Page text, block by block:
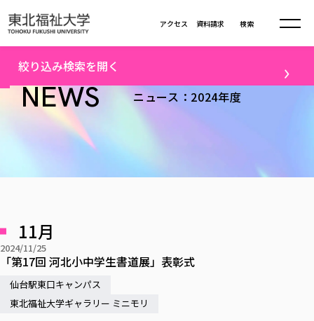
資料請求
アクセス 検索
建学の精神・教育の理念
学長室の窓
教育方針
各種方針
大学の概要
大学の歩み
学生・教職員・卒業生数
大学の取り組み
大学の取り組み
社会連携・研究
カリキュラム編成ガイドライン
情報公開
学部・大学院
学部・大学院TOP
総合福祉学部
社会福祉学科
福祉心理学科
福祉行政学科
共生まちづくり学部
共生まちづくり学部
教育学部
教育学部
入学試験
デジタルパンフ
進路・就職 TOP
就職状況
課外活動
国際交流
NEWS ニュース：2024年度
絞り込み検索を開く
テーマ
すべて
配信対象
すべて
高校の先生向け
11月
2024/11/25
「第17回 河北小中学生書道展」表彰式
仙台駅東口キャンパス
東北福祉大学ギャラリー ミニモリ